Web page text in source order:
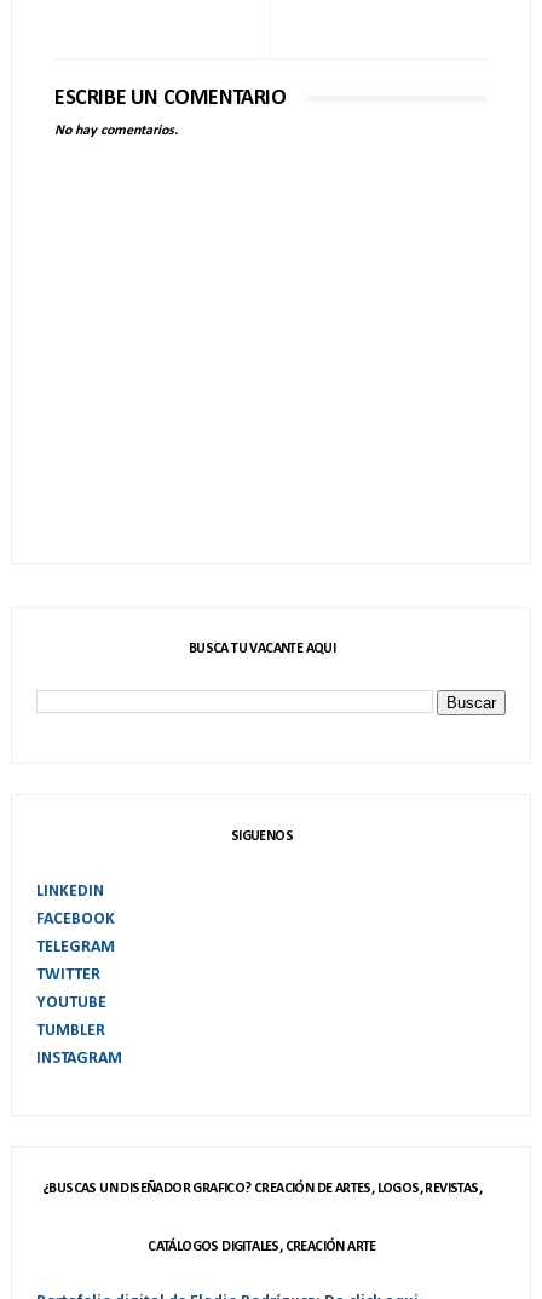
ESCRIBE UN COMENTARIO
No hay comentarios.
BUSCA TU VACANTE AQUI
SIGUENOS
LINKEDIN
FACEBOOK
TELEGRAM
TWITTER
YOUTUBE
TUMBLER
INSTAGRAM
¿BUSCAS UN DISEÑADOR GRAFICO? CREACIÓN DE ARTES, LOGOS, REVISTAS,
CATÁLOGOS DIGITALES, CREACIÓN ARTE